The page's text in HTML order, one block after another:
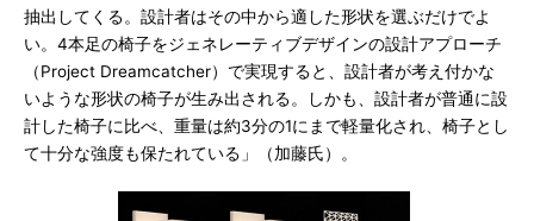
抽出してくる。設計者はその中から適した形状を選ぶだけでよ
い。4本足の椅子をジェネレーティブデザインの設計アプローチ
（Project Dreamcatcher）で実現すると、設計者が考え付かな
いような形状の椅子が生み出される。しかも、設計者が普通に設
計した椅子に比べ、重量は約3分の1にまで軽量化され、椅子とし
て十分な強度も保たれている」（加藤氏）。